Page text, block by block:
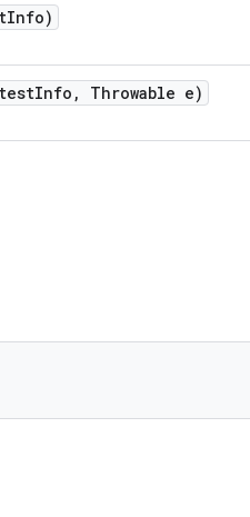
Info)
testInfo , Throwable e)